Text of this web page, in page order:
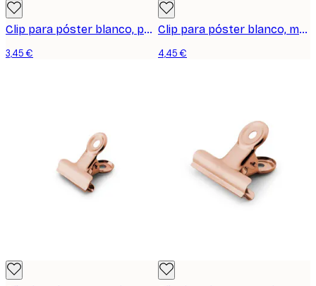
Clip para póster blanco, pequeño
3,45 €
Clip para póster blanco, mediano
4,45 €